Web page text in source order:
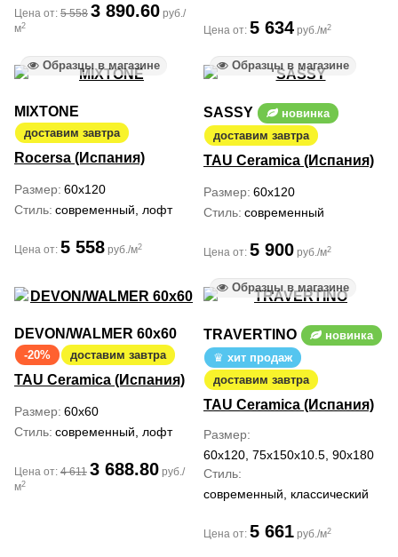
Цена от: 5 558 3 890.60 руб./
м2 Цена от: 5 634 руб./м2
Образцы в магазине
MIXTONE
доставим завтра
Rocersa (Испания)
Размер 60x120
Стиль современный, лофт
Цена от: 5 558 руб./м2
Образцы в магазине
SASSY
новинка
доставим завтра
TAU Ceramica (Испания)
Размер 60x120
Стиль современный
Цена от: 5 900 руб./м2
DEVON/WALMER 60x60
-20% доставим завтра
TAU Ceramica (Испания)
Размер 60x60
Стиль современный, лофт
Цена от: 4 611 3 688.80 руб./
м2
Образцы в магазине
TRAVERTINO
новинка
хит продаж
доставим завтра
TAU Ceramica (Испания)
Размер
60x120, 75x150x10.5, 90x180
Стиль
современный, классический
Цена от: 5 661 руб./м2